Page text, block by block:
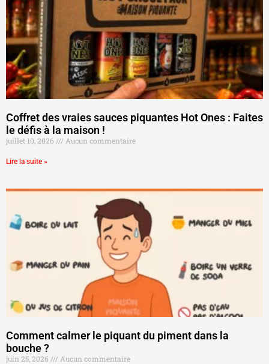
Coffret des vraies sauces piquantes Hot Ones : Faites
le défis à la maison !
juillet 10, 2026 Aucun commentaire
Lire la suite »
Comment calmer le piquant du piment dans la
bouche ?
juin 25, 2026 Aucun commentaire